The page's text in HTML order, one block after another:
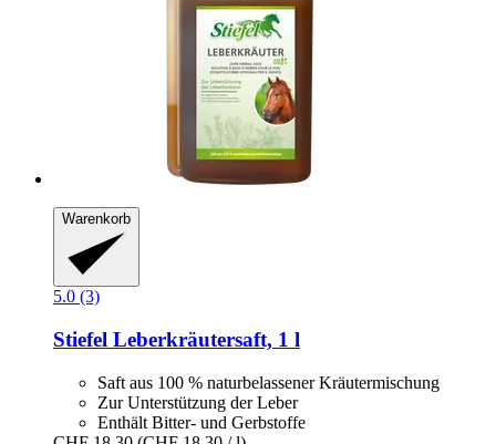
Warenkorb
5.0 (3)
Stiefel Leberkräutersaft, 1 l
Saft aus 100 % naturbelassener Kräutermischung
Zur Unterstützung der Leber
Enthält Bitter- und Gerbstoffe